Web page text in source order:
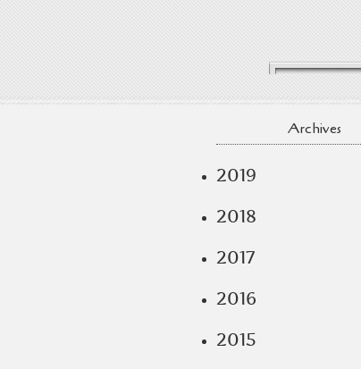
Archives
2019
2018
2017
2016
2015